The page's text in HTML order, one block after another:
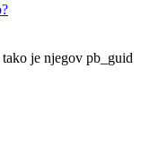
je njegov pb_guid